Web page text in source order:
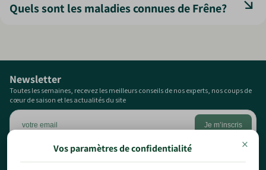
de culture et l’absence de maladies.
Quels sont les maladies connues de Frêne?
×
Vos paramètres de confidentialité
Newsletter
Toutes les semaines, recevez les meilleurs conseils de nos experts, nos coups de
cœur de saison et les actualités du site